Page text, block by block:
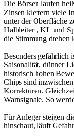
Die Börsen laufen
Zinsen klettern viele
unter der Oberfläche
Halbleiter-, KI- und
die Stimmung drehen
Besonders gefährlich
Saisonalität, dünner
historisch hohen
Chips sind
Korrekturen.
Warnsignale. So
Für Anleger steigen
hinschaut, läuft